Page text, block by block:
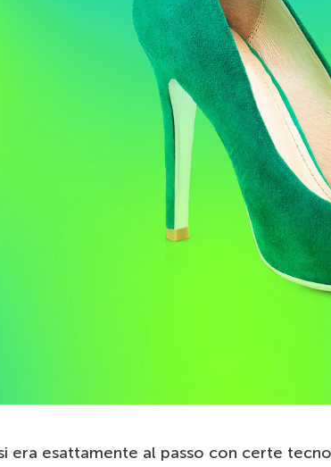
era esattamente al passo con certe